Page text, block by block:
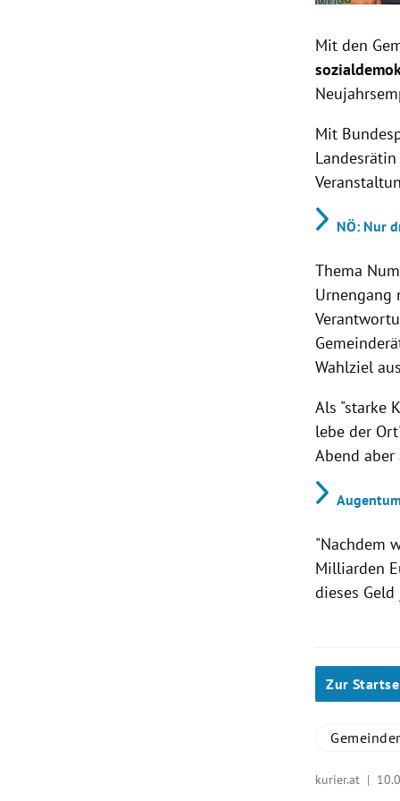
Mit den
Mit
Landesrätin
NÖ: Nur
Thema
Urnengang
Wahlziel
Als "starke
lebe der
Abend
"Nachdem
Milliarden
dieses
Zur
kurier.at |